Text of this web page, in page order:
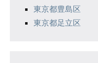
東京都豊島区
東京都足立区